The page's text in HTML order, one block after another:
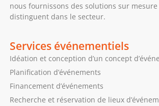
nous fournissons des solutions sur
distinguent dans le secteur.
Services événementiels
Idéation et conception d’un concept
Planification d’événements
Financement d’événements
Recherche et réservation de lieux